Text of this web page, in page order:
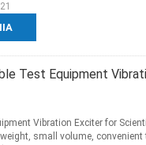
Test Equipment
Vibration Exciter for
small volume,